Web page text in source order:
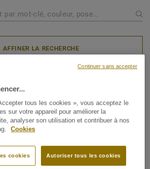
AFFINER LA RECHERCHE
STATEMENT
tous les cookies », vous acceptez le
sur votre appareil pour améliorer la
analyser son utilisation et contribuer à nos
Cookies
Autoriser tous les cookies
cookies
Continuer sans accepter